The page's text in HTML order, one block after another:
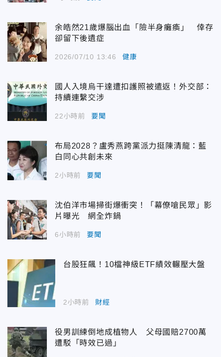
余皓然21歲爆腦出血「險半身癱瘓」 倖存
卻留下後遺症
2026/07/10 13:46 健康
國人入境烏干達遭扣護照被遣返！外交部：
持續連繫交涉
22小時前 要聞
布局2028？盧秀燕跨黨派力挺陳清龍：藍
白同心共創未來
2小時前 要聞
沈伯洋市場掃街爆衝突！「幕僚嗆民眾」影
片曝光 網全炸鍋
6小時前 要聞
台股狂飆！10檔神級ETF績效輾壓大盤
2小時前 財經
役男訓練倒地成植物人 父母國賠2700萬
遭駁「時效已過」